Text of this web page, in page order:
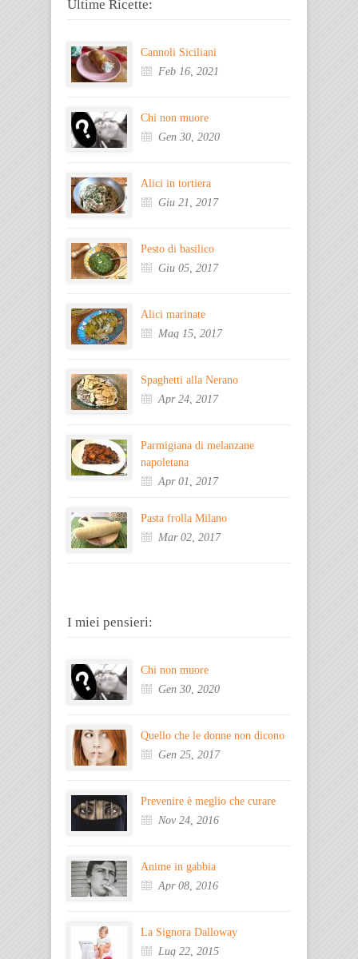
Ultime Ricette:
Cannoli Siciliani
Feb 16, 2021
Chi non muore
Gen 30, 2020
Alici in tortiera
Giu 21, 2017
Pesto di basilico
Giu 05, 2017
Alici marinate
Mag 15, 2017
Spaghetti alla Nerano
Apr 24, 2017
Parmigiana di melanzane
napoletana
Apr 01, 2017
Pasta frolla Milano
Mar 02, 2017
I miei pensieri:
Chi non muore
Gen 30, 2020
Quello che le donne non dicono
Gen 25, 2017
Prevenire è meglio che curare
Nov 24, 2016
Anime in gabbia
Apr 08, 2016
La Signora Dalloway
Lug 22, 2015